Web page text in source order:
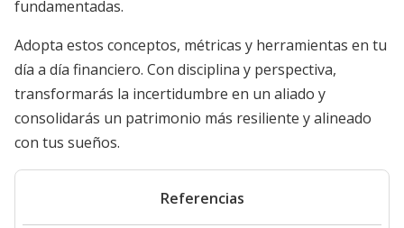
fundamentadas.
Adopta estos conceptos, métricas y herramientas en tu
día a día financiero. Con disciplina y perspectiva,
transformarás la incertidumbre en un aliado y
consolidarás un patrimonio más resiliente y alineado
con tus sueños.
Referencias